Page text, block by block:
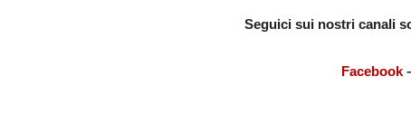
Seguici sui nostri canali
Facebook